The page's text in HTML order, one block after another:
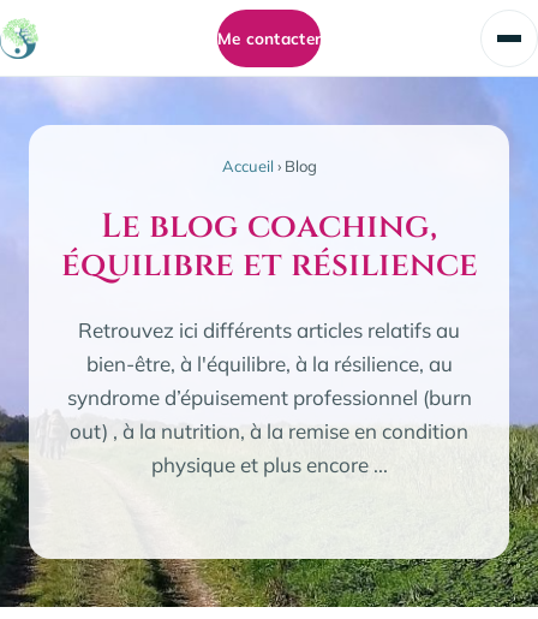
Me contacter
Accueil › Blog
Le blog coaching,
équilibre et résilience
Retrouvez ici différents articles relatifs au
bien-être, à l'équilibre, à la résilience, au
syndrome d’épuisement professionnel (burn
out) , à la nutrition, à la remise en condition
physique et plus encore ...